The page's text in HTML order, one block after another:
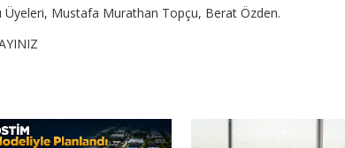
Mustafa Murathan Topçu, Berat Özden.